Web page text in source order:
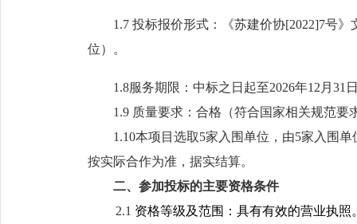
1 .7 投标报价形式： 《苏建价协[2022]7号》
位）。
1.8服务期限：中标之日起至2026年12月31
1.9 质量要求： 合格（符合国家相关规范要
1.10本项目选取5家入围单位，由5家入围
按实际合作为准，据实结算。
二、 参加投标的主要资格条件
2.1 资格等级及范围： 具有有效的营业执照